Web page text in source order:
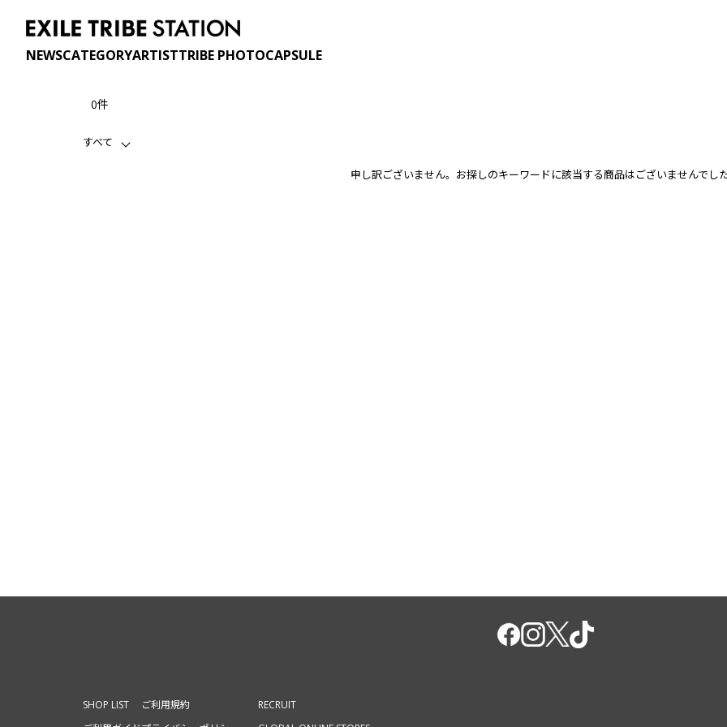
NEWSCATEGORYARTISTTRIBE PHOTOCAPSULE
0件
すべて
申し訳ございません。お探しのキーワードに該当する商品はございませんでし
SHOP LIST
ご利用規約
RECRUIT